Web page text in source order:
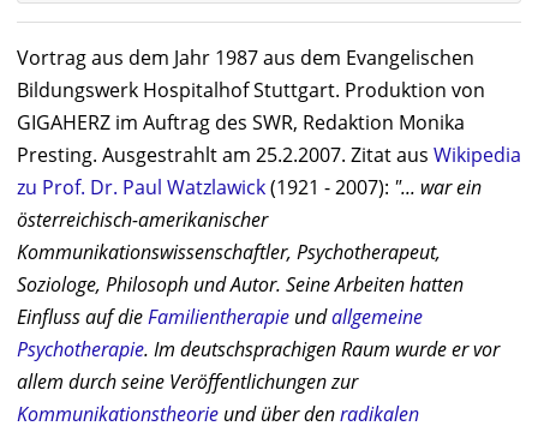
Vortrag aus dem Jahr 1987 aus dem Evangelischen
Bildungswerk Hospitalhof Stuttgart. Produktion von
GIGAHERZ im Auftrag des SWR, Redaktion Monika
Presting. Ausgestrahlt am 25.2.2007. Zitat aus Wikipedia
zu Prof. Dr. Paul Watzlawick(1921 - 2007): "... war ein
österreichisch-amerikanischer
Kommunikationswissenschaftler, Psychotherapeut,
Soziologe, Philosoph und Autor. Seine Arbeiten hatten
Einfluss auf dieFamilientherapie undallgemeine
Psychotherapie. Im deutschsprachigen Raum wurde er vor
allem durch seine Veröffentlichungen zur
Kommunikationstheorie und über denradikalen